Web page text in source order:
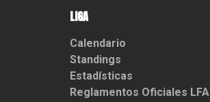
LIGA
Calendario
Standings
Estadísticas
Reglamentos Oficiales LFA